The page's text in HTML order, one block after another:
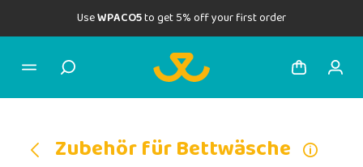
UseWPACO5to get 5% off your first order
Zubehör für Bettwäsche